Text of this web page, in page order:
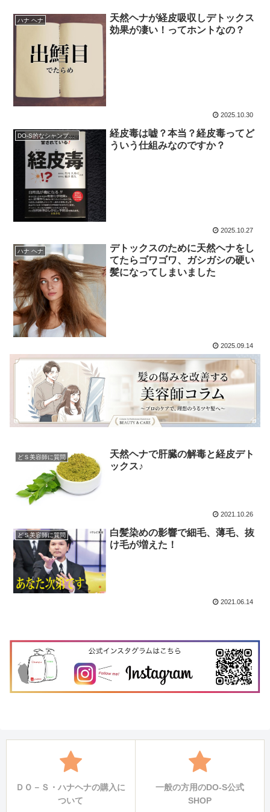
ハナ ヘナ
天然ヘナが経皮吸収しデトックス
効果が凄い！ってホントなの？
2025.10.30
DO-S的なシャンプー解析
経皮毒は嘘？本当？経皮毒ってど
ういう仕組みなのですか？
2025.10.27
ハナ ヘナ
デトックスのために天然ヘナをし
てたらゴワゴワ、ガシガシの硬い
髪になってしまいました
2025.09.14
どＳ美容師に質問
天然ヘナで肝臓の解毒と経皮デト
ックス♪
2021.10.26
どＳ美容師に質問
白髪染めの影響で細毛、薄毛、抜
け毛が増えた！
2021.06.14
ＤＯ－Ｓ・ハナヘナの購入に
ついて
一般の方用のDO-S公式
SHOP